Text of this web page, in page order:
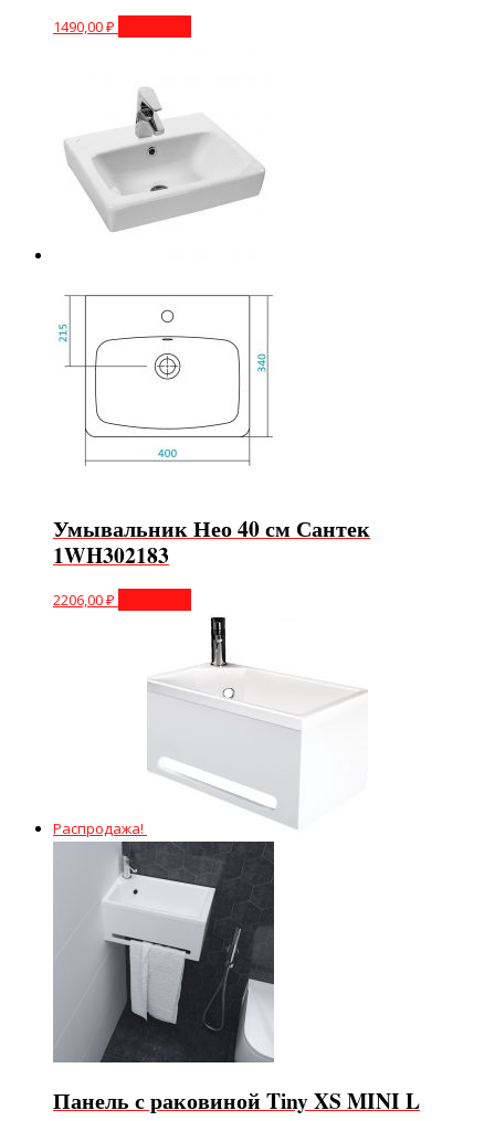
1490,00₽
Умывальник Нео 40 см Сантек
1WH302183
2206,00₽
Распродажа!
Панель с раковиной Tiny XS MINI L